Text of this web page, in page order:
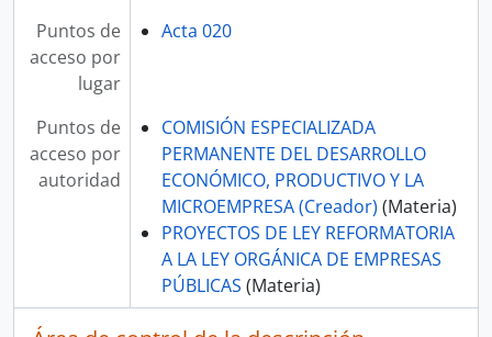
Puntos de
acceso por
lugar
Acta 020
Puntos de
acceso por
autoridad
COMISIÓN ESPECIALIZADA
PERMANENTE DEL DESARROLLO
ECONÓMICO, PRODUCTIVO Y LA
MICROEMPRESA (Creador) (Materia)
PROYECTOS DE LEY REFORMATORIA
A LA LEY ORGÁNICA DE EMPRESAS
PÚBLICAS (Materia)